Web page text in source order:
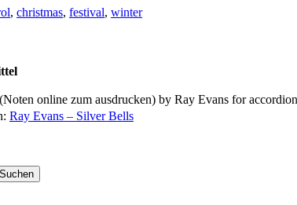
, christmas, festival, winter
online zum ausdrucken) by Ray Evans for
Ray Evans – Silver Bells